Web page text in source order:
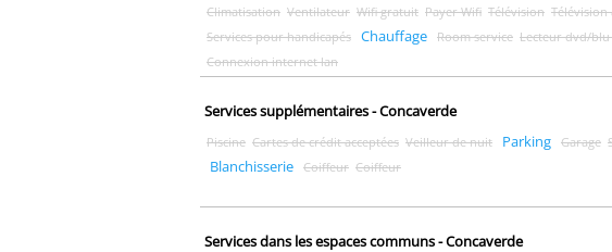
Climatisation Ventilateur Wifi gratuit Payer Wifi Télévision Télévision
Services pour handicapés Chauffage Room service Lecteur dvd/
Connexion internet lan
Services supplémentaires - Concaverde
Piscine Cartes de crédit acceptées Veilleur de nuit Parking Garage
Blanchisserie Coiffeur Coiffeur
Services dans les espaces communs - Concaverde